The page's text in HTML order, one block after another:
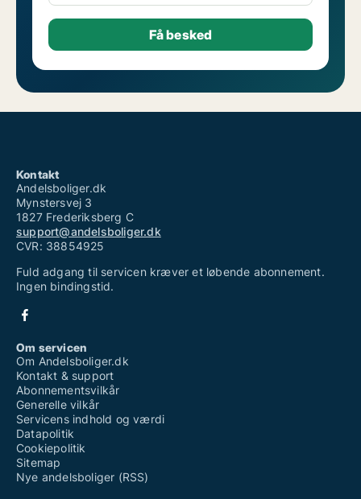
Kontakt
Andelsboliger.dk
Mynstersvej 3
1827 Frederiksberg C
support@andelsboliger.dk
CVR: 38854925
Fuld adgang til servicen kræver et løbende abonnement.
Ingen bindingstid.
Om servicen
Om Andelsboliger.dk
Kontakt & support
Abonnementsvilkår
Generelle vilkår
Servicens indhold og værdi
Datapolitik
Cookiepolitik
Sitemap
Nye andelsboliger (RSS)